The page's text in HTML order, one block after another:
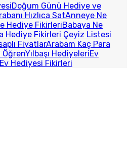
Doğum Günü Hediye ve
Hızlıca SatAnneye Ne
Hediye FikirleriBabaya Ne
Hediye Fikirleri Çeyiz Listesi
FiyatlarArabam Kaç Para
ÖğrenYılbaşı HediyeleriEv
Hediyesi Fikirleri